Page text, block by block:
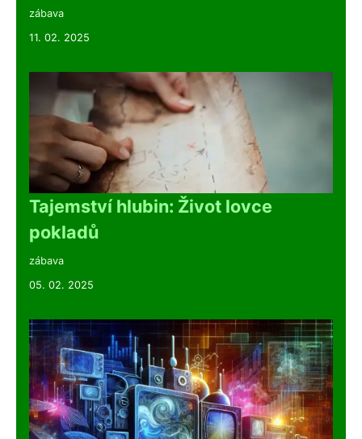
zábava
11. 02. 2025
Tajemství hlubin: Život lovce
pokladů
zábava
05. 02. 2025